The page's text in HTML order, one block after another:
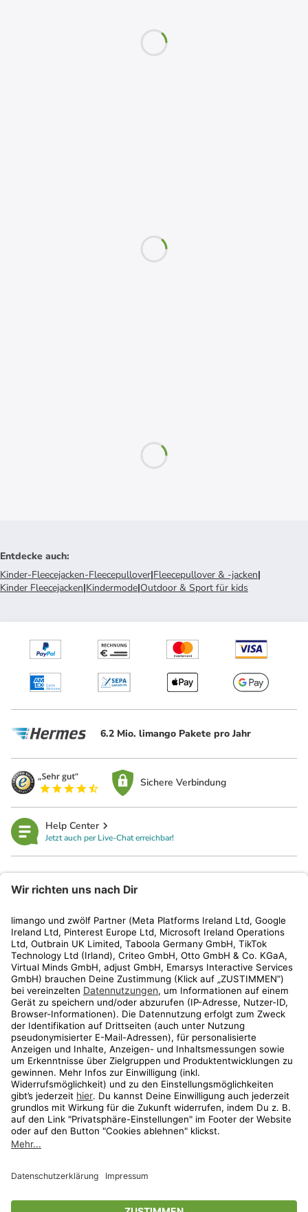
Entdecke auch:
Kinder-Fleecejacken-Fleecepullover|Fleecepullover & -jacken|
Kinder Fleecejacken|Kindermode|Outdoor & Sport für kids
6.2 Mio. limango Pakete pro Jahr
Sichere Verbindung
Help Center
Jetzt auch per Live-Chat erreichbar!
Kundenservice
Shop
Aktionen
Travel